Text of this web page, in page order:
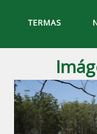
TERMAS